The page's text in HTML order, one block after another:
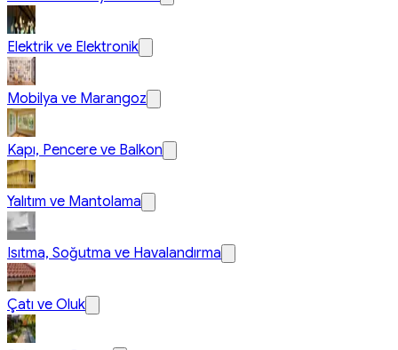
Elektrik ve Elektronik
Mobilya ve Marangoz
Kapı, Pencere ve Balkon
Yalıtım ve Mantolama
Isıtma, Soğutma ve Havalandırma
Çatı ve Oluk